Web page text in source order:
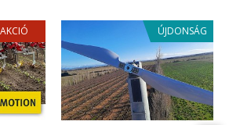
AKCIÓ ÚJDONSÁG